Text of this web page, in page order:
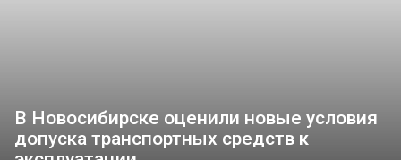
В Новосибирске оценили новые условия
допуска транспортных средств к